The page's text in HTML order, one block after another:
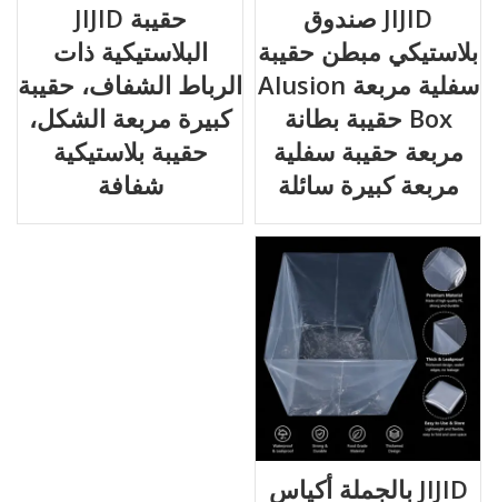
JIJID صندوق
بلاستيكي مبطن حقيبة
سفلية مربعة Alusion
Box حقيبة بطانة
مربعة حقيبة سفلية
مربعة كبيرة سائلة
حقيبة JIJID
البلاستيكية ذات
الرباط الشفاف، حقيبة
كبيرة مربعة الشكل،
حقيبة بلاستيكية
شفافة
JIJID بالجملة أكياس